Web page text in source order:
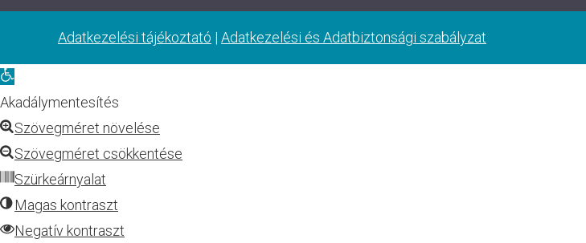
Adatkezelési tájékoztató | Adatkezelési és Adatbiztonsági szabályzat
Eszköztár
megnyitása
Akadálymentesítés
Szövegméret növelése
Szövegméret csökkentése
Szürkeárnyalat
Magas kontraszt
Negatív kontraszt